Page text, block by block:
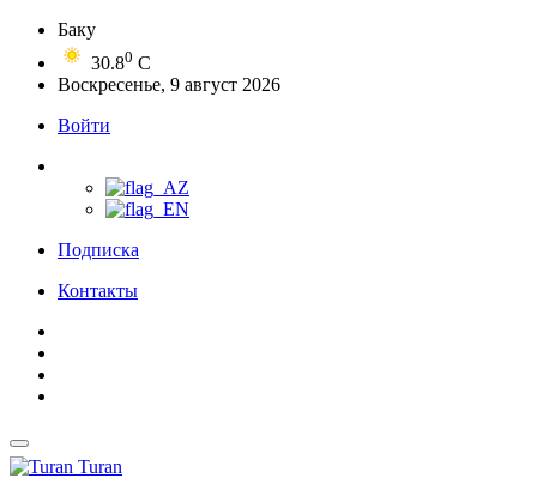
Баку
30.80 C
Воскресенье, 9 август 2026
Войти
Подписка
Контакты
Turan